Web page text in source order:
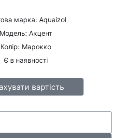
марка: Aquaizol
Модель: Акцент
Колір: Марокко
Є в наявності
вартість